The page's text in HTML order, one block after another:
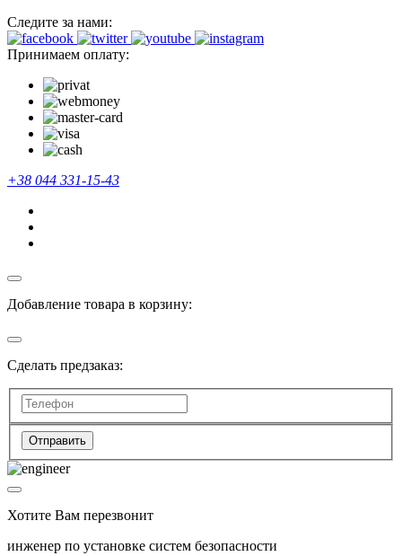
Следите за нами:
Принимаем оплату:
+38 044 331-15-43
Добавление товара в корзину:
Сделать предзаказ:
Отправить
Хотите Вам перезвонит
инженер по установке систем безопасности